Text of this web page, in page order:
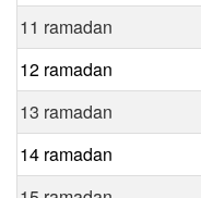
11 ramadan
12 ramadan
13 ramadan
14 ramadan